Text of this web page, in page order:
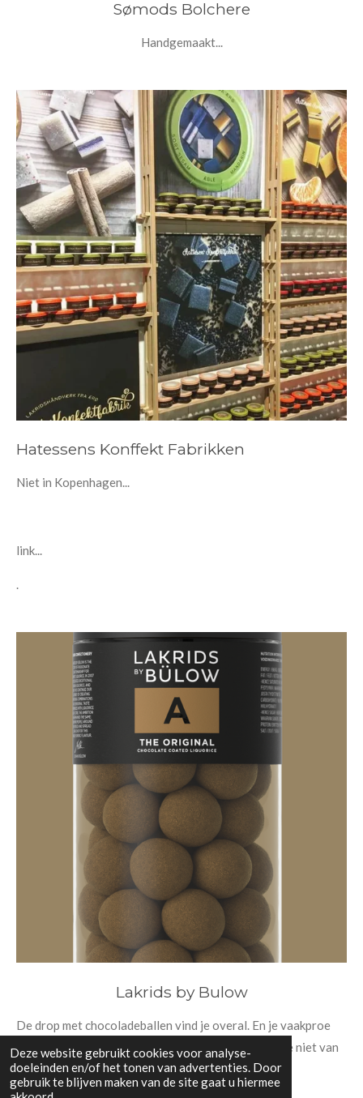
Deze website gebruikt cookies voor analyse-
doeleinden en/of het tonen van advertenties. Door
gebruik te blijven maken van de site gaat u hiermee
Sømods Bolchere
Handgemaakt...
Hatessens Konffekt Fabrikken
Niet in Kopenhagen...
link...
.
Lakrids by Bulow
De drop met chocoladeballen vind je overal. En je vaakproe
ven. Als je dit niet kent ....laat je dan verrassen. Als je niet van
de combi houdt neem dan de slow cooked drop.